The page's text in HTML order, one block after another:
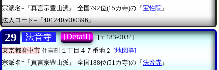
宗派名=『真言宗豊山派』
全国792位(15カ寺)の『宝性院 』
法人コード=「4012405000396」
29 法音寺 [Detail]
[〒183-0034]
東京都府中市 住吉町１丁目４７番地２ [地図等]
宗派名=『真言宗豊山派』
全国188位(51カ寺)の『法音寺 』